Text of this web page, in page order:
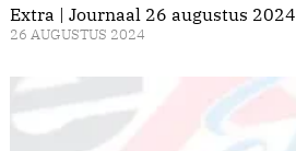
Extra | Journaal 26 augustus 2024
26 AUGUSTUS 2024